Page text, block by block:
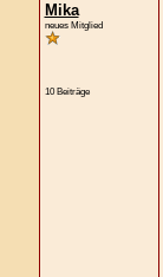
Mika
neues Mitglied
10 Beiträge